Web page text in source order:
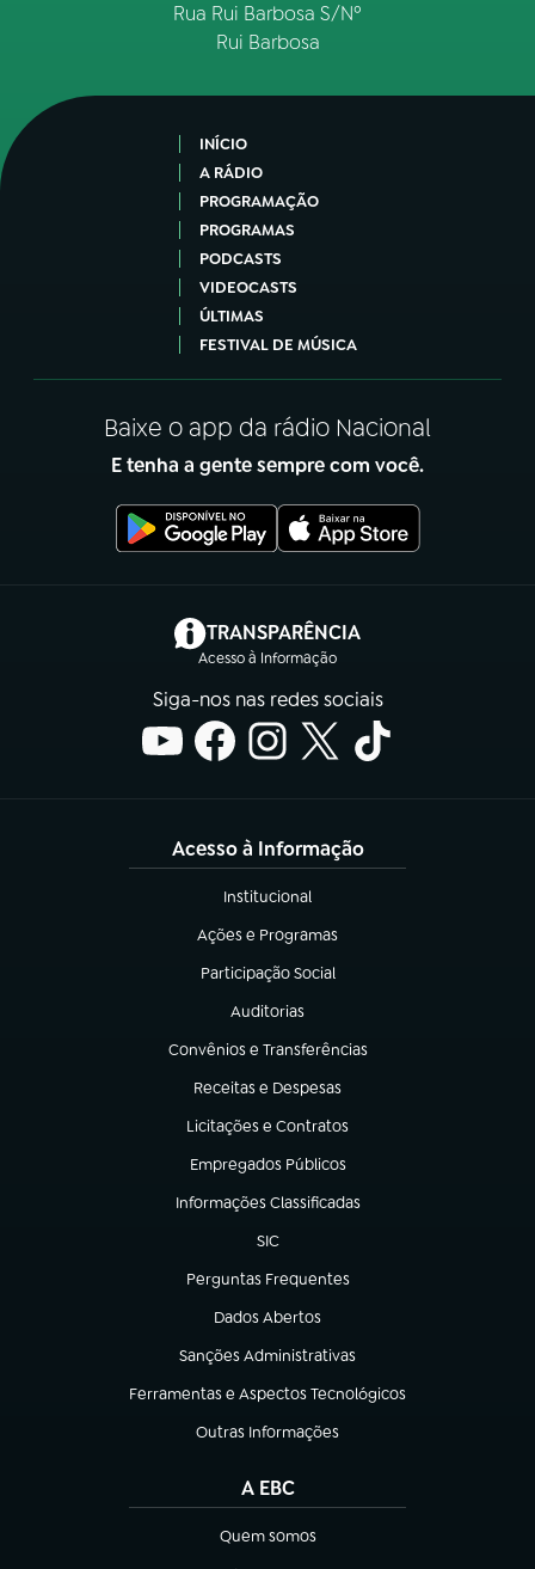
Rua Rui Barbosa S/Nº
Rui Barbosa
INÍCIO
A RÁDIO
PROGRAMAÇÃO
PROGRAMAS
PODCASTS
VIDEOCASTS
ÚLTIMAS
FESTIVAL DE MÚSICA
Baixe o app da rádio Nacional
E tenha a gente sempre com você.
TRANSPARÊNCIA
Acesso à Informação
(abre em nova aba)
Siga-nos nas redes sociais
Acesso à Informação
Institucional
(abre em nova aba)
Ações e Programas
(abre em nova aba)
Participação Social
(abre em nova aba)
Auditorias
(abre em nova aba)
Convênios e Transferências
(abre em nova aba)
Receitas e Despesas
(abre em nova aba)
Licitações e Contratos
(abre em nova aba)
Empregados Públicos
(abre em nova aba)
Informações Classificadas
(abre em nova aba)
SIC
(abre em nova aba)
Perguntas Frequentes
(abre em nova aba)
Dados Abertos
(abre em nova aba)
Sanções Administrativas
(abre em nova aba)
Ferramentas e Aspectos Tecnológicos
(abre em nova aba)
Outras Informações
(abre em nova aba)
A EBC
Quem somos
(abre em nova aba)